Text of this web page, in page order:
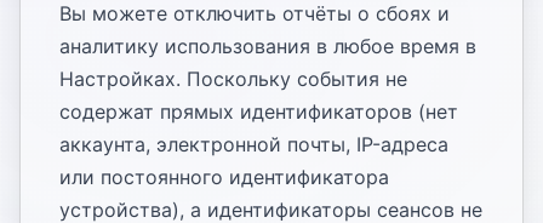
Вы можете отключить отчёты о сбоях и
аналитику использования в любое время в
Настройках. Поскольку события не
содержат прямых идентификаторов (нет
аккаунта, электронной почты, IP-адреса
или постоянного идентификатора
устройства), а идентификаторы сеансов не